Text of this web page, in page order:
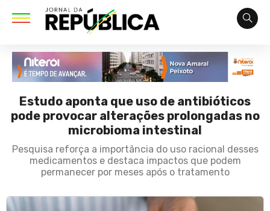
Estudo aponta que uso de antibióticos
pode provocar alterações prolongadas no
microbioma intestinal
Pesquisa reforça a importância do uso racional desses
medicamentos e destaca impactos que podem
permanecer por meses após o tratamento